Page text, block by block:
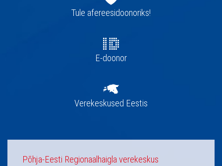
navigatsioonTule afereesidoonoriks!
E-doonor
Verekeskused Eestis
Põhja-Eesti Regionaalhaigla verekeskus